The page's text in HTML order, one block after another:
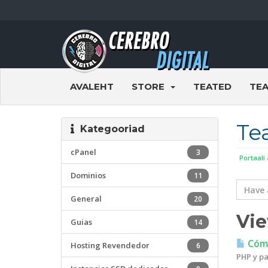
AVALEHT STORE TEATED
Portaali
Kategooriad
3
cPanel
11
Dominios
20
General
14
Guias
6
Hosting Revendedor
PHP y